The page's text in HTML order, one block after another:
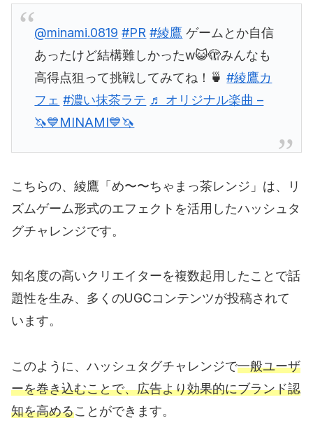
@minami.0819 #PR #綾鷹 ゲームとか自信
あったけど結構難しかったw😺🫣みんなも
高得点狙って挑戦してみてね！🍵#綾鷹カ
フェ #濃い抹茶ラテ ♬ オリジナル楽曲 –
🦄💙MINAMI💙🦄
こちらの、綾鷹「め〜〜ちゃまっ茶レンジ」は、リ
ズムゲーム形式のエフェクトを活用したハッシュタ
グチャレンジです。
知名度の高いクリエイターを複数起用したことで話
題性を生み、多くのUGCコンテンツが投稿されて
います。
このように、ハッシュタグチャレンジで一般ユーザ
ーを巻き込むことで、広告より効果的にブランド認
知を高めることができます。